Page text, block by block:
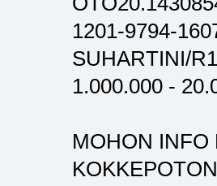
1201-9794-
SUHARTINI/
1.000.000 -
MOHON INFO